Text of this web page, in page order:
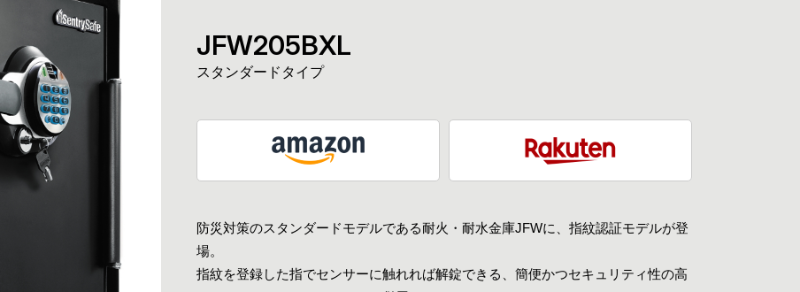
JFW205BXL
スタンダード
防災対策のスタンダードモデルである耐火・耐水金庫JFWに、指紋認証モデルが登
場。
指紋を登録した指でセンサーに触れれば解錠できる、簡便かつセキュリティ性の高